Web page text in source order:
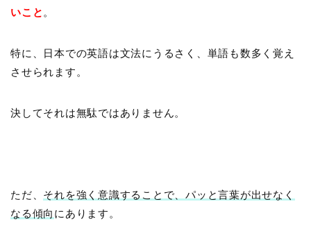
いこと 。
特に、日本での英語は文法にうるさく、単語も数多く覚え
させられます。
決してそれは無駄ではありません。
ただ、 それを強く意識することで、パッと言葉が出せなく
なる傾向 にあります。